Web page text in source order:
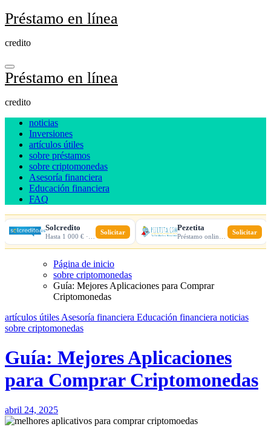
Ir
al
Préstamo en línea
credito
Préstamo en línea
credito
noticias
Inversiones
artículos útiles
sobre préstamos
sobre criptomonedas
Asesoría financiera
Educación financiera
FAQ
Solcredito Solicitar Pezetita Solicitar
Página de inicio
sobre criptomonedas
Guía: Mejores Aplicaciones para Comprar
Criptomonedas
artículos útiles Asesoría financiera Educación financiera noticias
sobre criptomonedas
Guía: Mejores Aplicaciones
para Comprar Criptomonedas
abril 24, 2025